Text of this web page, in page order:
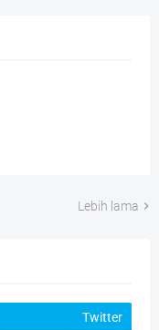
Lebih lama
Twitter